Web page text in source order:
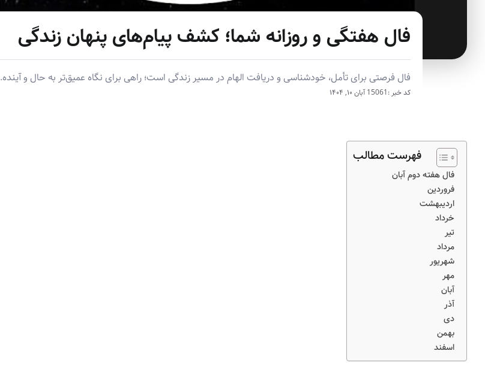
فال هفتگی و روزانه شما؛ کشف پیام‌های پنهان زندگی
فال فرصتی برای تأمل، خودشناسی و دریافت الهام در مسیر زندگی است؛ راهی برای نگاه عمیق‌تر به حال و آینده.
کد خبر :15061 آبان ۱۰, ۱۴۰۴
فهرست مطالب
فال هفته دوم آبان
فروردین
اردیبهشت
خرداد
تیر
مرداد
شهریور
مهر
آبان
آذر
دی
بهمن
اسفند